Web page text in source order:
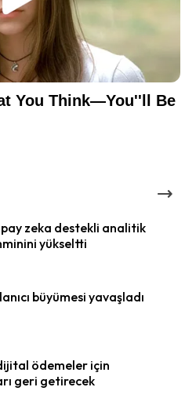
zeka destekli analitik
yükseltti
büyümesi yavaşladı
ödemeler için
geri getirecek